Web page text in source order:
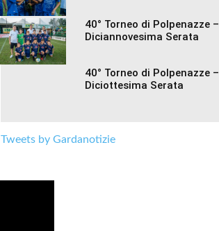
40° Torneo di Polpenazze –
Diciannovesima Serata
40° Torneo di Polpenazze –
Diciottesima Serata
Tweets by Gardanotizie